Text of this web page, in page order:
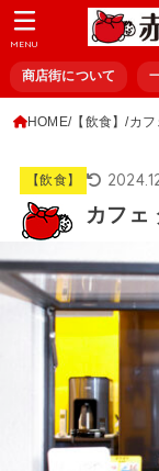
商店街について
MENU
HOME 【飲食】 カフ
【飲食】
カフェ